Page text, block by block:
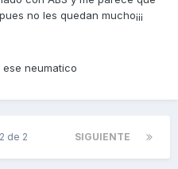
no les quedan mucho¡¡¡
neumatico
SIGUIENTE
de 2